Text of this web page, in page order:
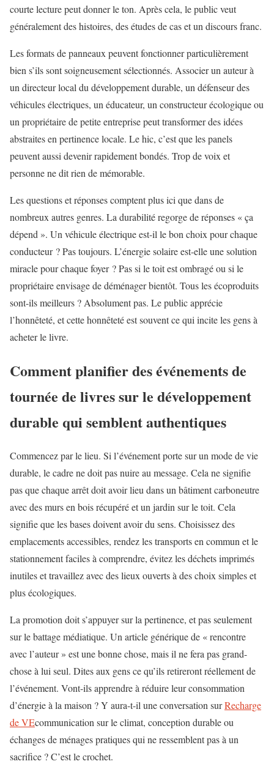
courte lecture peut donner le ton. Après cela, le public veut
généralement des histoires, des études de cas et un discours franc.
Les formats de panneaux peuvent fonctionner particulièrement
bien s’ils sont soigneusement sélectionnés. Associer un auteur à
un directeur local du développement durable, un défenseur des
véhicules électriques, un éducateur, un constructeur écologique ou
un propriétaire de petite entreprise peut transformer des idées
abstraites en pertinence locale. Le hic, c’est que les panels
peuvent aussi devenir rapidement bondés. Trop de voix et
personne ne dit rien de mémorable.
Les questions et réponses comptent plus ici que dans de
nombreux autres genres. La durabilité regorge de réponses « ça
dépend ». Un véhicule électrique est-il le bon choix pour chaque
conducteur ? Pas toujours. L’énergie solaire est-elle une solution
miracle pour chaque foyer ? Pas si le toit est ombragé ou si le
propriétaire envisage de déménager bientôt. Tous les écoproduits
sont-ils meilleurs ? Absolument pas. Le public apprécie
l’honnêteté, et cette honnêteté est souvent ce qui incite les gens à
acheter le livre.
Comment planifier des événements de
tournée de livres sur le développement
durable qui semblent authentiques
Commencez par le lieu. Si l’événement porte sur un mode de vie
durable, le cadre ne doit pas nuire au message. Cela ne signifie
pas que chaque arrêt doit avoir lieu dans un bâtiment carboneutre
avec des murs en bois récupéré et un jardin sur le toit. Cela
signifie que les bases doivent avoir du sens. Choisissez des
emplacements accessibles, rendez les transports en commun et le
stationnement faciles à comprendre, évitez les déchets imprimés
inutiles et travaillez avec des lieux ouverts à des choix simples et
plus écologiques.
La promotion doit s’appuyer sur la pertinence, et pas seulement
sur le battage médiatique. Un article générique de « rencontre
avec l’auteur » est une bonne chose, mais il ne fera pas grand-
chose à lui seul. Dites aux gens ce qu’ils retireront réellement de
l’événement. Vont-ils apprendre à réduire leur consommation
d’énergie à la maison ? Y aura-t-il une conversation surRecharge
de VEcommunication sur le climat, conception durable ou
échanges de ménages pratiques qui ne ressemblent pas à un
sacrifice ? C’est le crochet.